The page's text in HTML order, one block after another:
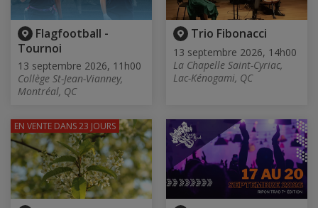
Flagfootball -
Tournoi
13 septembre 2026, 11h00
Collège St-Jean-Vianney,
Montréal, QC
Trio Fibonacci
13 septembre 2026, 14h00
La Chapelle Saint-Cyriac,
Lac-Kénogami, QC
EN VENTE DANS 23 JOURS